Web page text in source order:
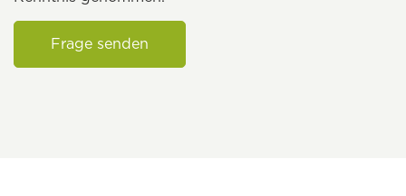
Frage senden